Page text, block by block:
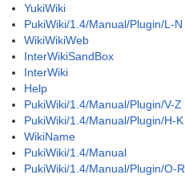
YukiWiki
PukiWiki/1.4/Manual/Plugin/L-N
WikiWikiWeb
InterWikiSandBox
InterWiki
Help
PukiWiki/1.4/Manual/Plugin/V-Z
PukiWiki/1.4/Manual/Plugin/H-K
WikiName
PukiWiki/1.4/Manual
PukiWiki/1.4/Manual/Plugin/O-R